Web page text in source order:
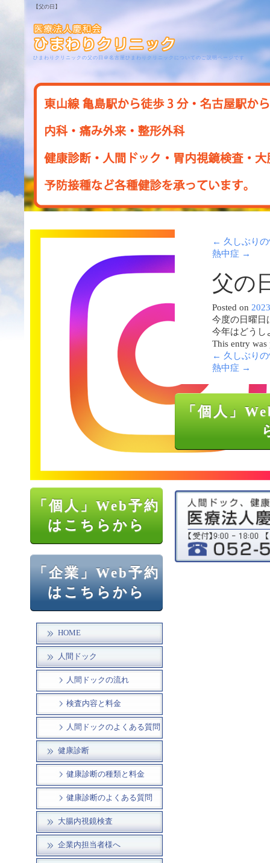
【父の日】
ひまわりクリニックの父の日＠名古屋ひまわりクリニックについてのご説明ページです
「個人」Web予約
はこちらから
「企業」Web予約
はこちらから
HOME
人間ドック
人間ドックの流れ
検査内容と料金
人間ドックのよくある質問
健康診断
健康診断の種類と料金
健康診断のよくある質問
大腸内視鏡検査
企業内担当者様へ
← 久しぶり
熱中症 →
父の
Posted on
今度の日曜日
今年はどうし
This entry
← 久しぶり
熱中症 →
「個人」